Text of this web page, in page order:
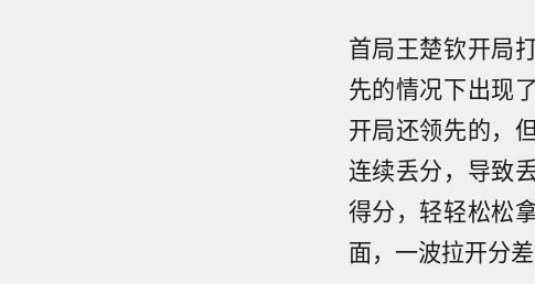
首局王楚钦开局
先的情况下出现
开局还领先的，
连续丢分，导致
得分，轻轻松松
面，一波拉开分差